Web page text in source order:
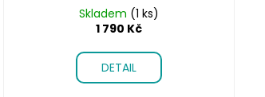
Skladem (1 ks)
1 790 Kč
DETAIL